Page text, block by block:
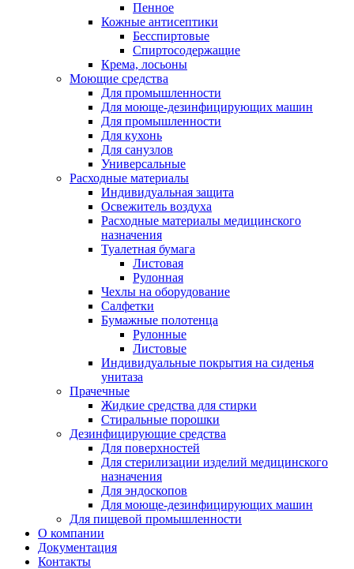
Пенное
Кожные антисептики
Бесспиртовые
Cпиртосодержащие
Крема, лосьоны
Моющие средства
Для промышленности
Для моюще-дезинфицирующих машин
Для промышленности
Для кухонь
Для санузлов
Универсальные
Расходные материалы
Индивидуальная защита
Освежитель воздуха
Расходные материалы медицинского
назначения
Туалетная бумага
Листовая
Рулонная
Чехлы на оборудование
Салфетки
Бумажные полотенца
Рулонные
Листовые
Индивидуальные покрытия на сиденья
унитаза
Прачечные
Жидкие средства для стирки
Стиральные порошки
Дезинфицирующие средства
Для поверхностей
Для стерилизации изделий медицинского
назначения
Для эндоскопов
Для моюще-дезинфицирующих машин
Для пищевой промышленности
О компании
Документация
Контакты